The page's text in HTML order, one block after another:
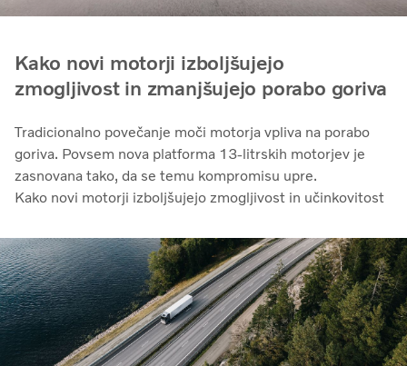
Kako novi motorji izboljšujejo
zmogljivost in zmanjšujejo porabo goriva
Tradicionalno povečanje moči motorja vpliva na porabo
goriva. Povsem nova platforma 13-litrskih motorjev je
zasnovana tako, da se temu kompromisu upre.
Kako novi motorji izboljšujejo zmogljivost in učinkovitost